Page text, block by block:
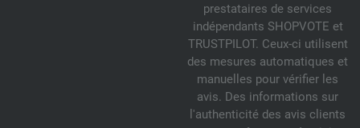
prestataires de services
indépendants SHOPVOTE et
TRUSTPILOT. Ceux-ci utilisent
des mesures automatiques et
manuelles pour vérifier les
avis. Des informations sur
l'authenticité des avis clients